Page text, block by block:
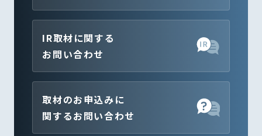
IR取材に関する
お問い合わせ
取材のお申込みに
関するお問い合わせ